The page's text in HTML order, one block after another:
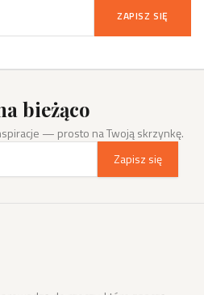
ZAPISZ SIĘ
bieżąco
— prosto na Twoją skrzynkę.
Zapisz się